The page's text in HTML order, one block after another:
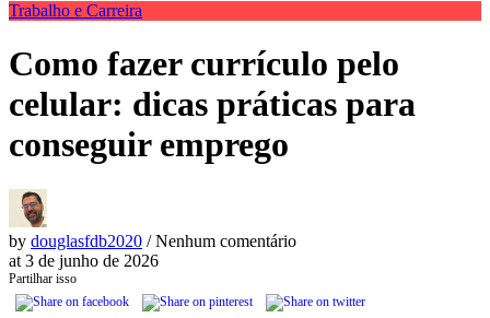
Trabalho e Carreira
Como fazer currículo pelo
celular: dicas práticas para
conseguir emprego
by douglasfdb2020 / Nenhum comentário
at 3 de junho de 2026
Partilhar isso